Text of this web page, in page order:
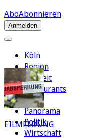
AboAbonnieren
Anmelden
Köln
Region
Freizeit
Restaurants
FC
Panorama
Politik
Wirtschaft
EILMELDUNG